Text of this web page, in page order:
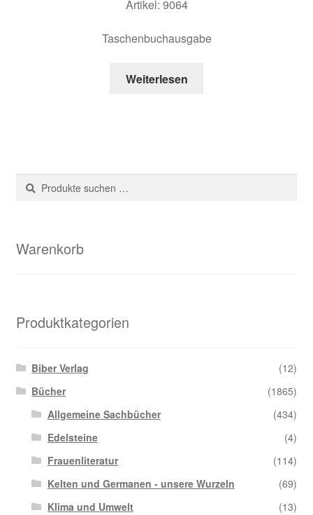
Artikel: 9064
Taschenbuchausgabe
Weiterlesen
Suche
nach:
Suchen
Warenkorb
Produktkategorien
Biber Verlag
(12)
Bücher
(1865)
Allgemeine Sachbücher
(434)
Edelsteine
(4)
Frauenliteratur
(114)
Kelten und Germanen - unsere Wurzeln
(69)
Klima und Umwelt
(13)